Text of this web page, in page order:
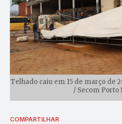
Telhado caiu em 15 de março de
/ Secom Porto
COMPARTILHAR